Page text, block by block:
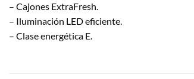
– Cajones ExtraFresh.
– Iluminación LED eficiente.
– Clase energética E.